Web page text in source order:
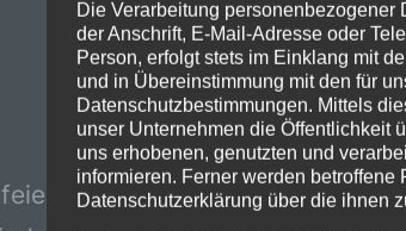
die
Besucht auch meine
Tiroler Kerngruppen
Veranstaltung
25. Juni 2017
Die Verarbeitung
der Anschrift, E-Mail-Adresse oder
Person, erfolgt stets im Einklang mit
und in Übereinstimmung mit den für
Datenschutzbestimmungen. Mittels
unser Unternehmen die Öffentlichkeit
uns erhobenen, genutzten und
informieren. Ferner werden betroffene
Datenschutzerklärung über die ihnen